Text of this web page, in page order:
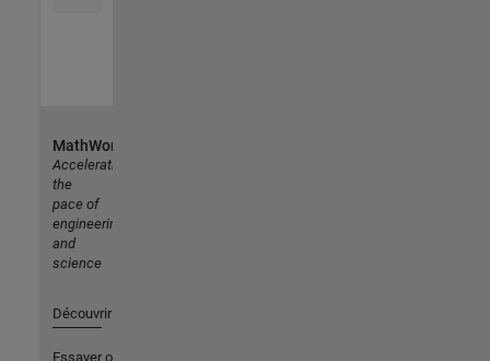
MathWorks
Accelerating
the
pace of
engineering
and
science
Découvrir les produits
Essayer ou acheter